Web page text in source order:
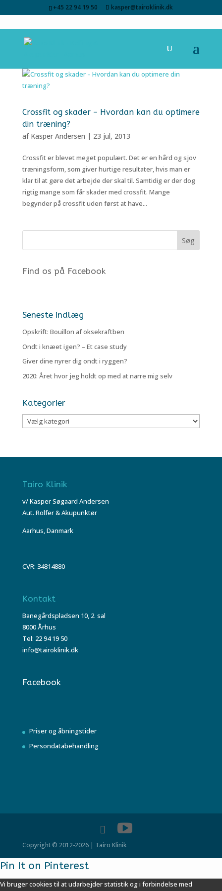
+45 22 94 19 50 kasper@tairoklinik.dk
Crossfit og skader – Hvordan kan du optimere
din træning?
af Kasper Andersen | 23 jul, 2013
Crossfit er blevet meget populært. Det er en hård og sjov
træningsform, som giver hurtige resultater, hvis man er
klar til at gøre det arbejde der skal til. Samtidig er der dog
rigtig mange som får skader med crossfit. Mange
begynder på crossfit uden først at have...
Find os på Facebook
Seneste indlæg
Opskrift: Bouillon af oksekraftben
Ondt i knæet igen? – Et case study
Giver dine nyrer dig ondt i ryggen?
2020: Året hvor jeg holdt op med at narre mig selv
Kategorier
Kategorier
Tairo Klinik
v/ Kasper Søgaard Andersen
Aut. Rolfer & Akupunktør
Aarhus, Danmark
CVR: 34814880
Kontakt
Banegårdspladsen 10, 2. sal
8000 Århus
Tel: 22 94 19 50
info@tairoklinik.dk
Facebook
Priser og åbningstider
Persondatabehandling
Copyright © 2012-2026 | Tairo Klinik
Pin It on Pinterest
Vi bruger cookies til at udarbejder statistik og i forbindelse med